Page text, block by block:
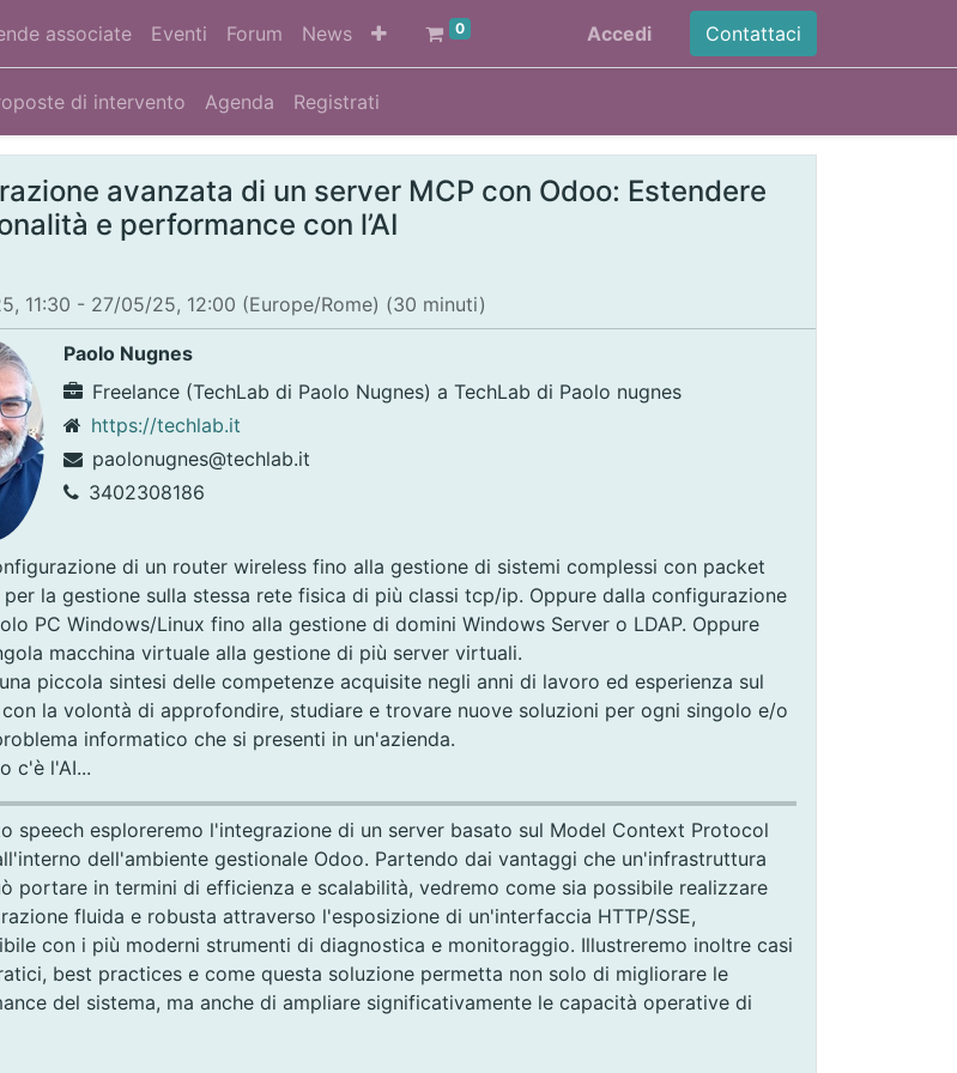
associate Eventi Forum News 0 Accedi Contattaci
di intervento Agenda Registrati
avanzata di un server MCP con Odoo: Estendere
e performance con l’AI
11:30 - 27/05/25, 12:00 (Europe/Rome) (30 minuti)
Paolo Nugnes
Freelance (TechLab di Paolo Nugnes) a TechLab di Paolo nugnes
https://techlab.it
paolonugnes@techlab.it
3402308186
di un router wireless fino alla gestione di sistemi complessi con packet
la gestione sulla stessa rete fisica di più classi tcp/ip. Oppure dalla configurazione
PC Windows/Linux fino alla gestione di domini Windows Server o LDAP. Oppure
macchina virtuale alla gestione di più server virtuali.
piccola sintesi delle competenze acquisite negli anni di lavoro ed esperienza sul
la volontà di approfondire, studiare e trovare nuove soluzioni per ogni singolo e/o
informatico che si presenti in un'azienda.
c'è l'AI...
speech esploreremo l'integrazione di un server basato sul Model Context Protocol
dell'ambiente gestionale Odoo. Partendo dai vantaggi che un'infrastruttura
portare in termini di efficienza e scalabilità, vedremo come sia possibile realizzare
fluida e robusta attraverso l'esposizione di un'interfaccia HTTP/SSE,
con i più moderni strumenti di diagnostica e monitoraggio. Illustreremo inoltre casi
best practices e come questa soluzione permetta non solo di migliorare le
del sistema, ma anche di ampliare significativamente le capacità operative di